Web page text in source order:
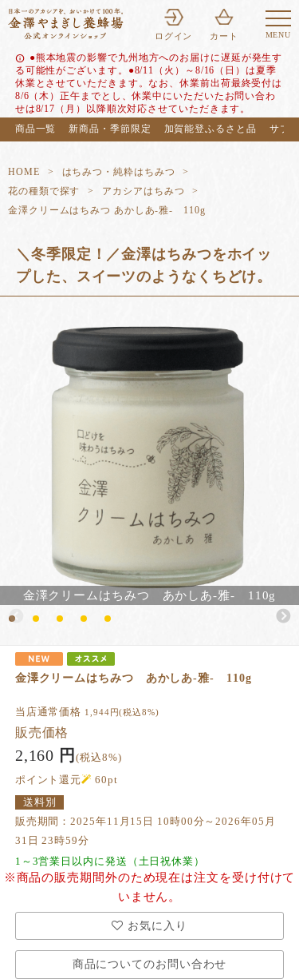
MENU
ログイン カート
info ●熊本地震の影響で九州地方へのお届けに遅延が発生す
る可能性がございます。●8/11（火）～8/16（日）は夏季
休業とさせていただきます。なお、休業前出荷最終受付は
8/6（木）正午までとし、休業中にいただいたお問い合わ
せは8/17（月）以降順次対応させていただきます。
商品一覧
新商品・季節限定 加賀能登ふるさと品 サブ
HOME
はちみつ・純粋はちみつ
花の種類で探す
アカシアはちみつ
金澤クリームはちみつ あかしあ-雅- 110g
＼冬季限定！／金澤はちみつをホイッ
プした、スイーツのようなくちどけ。
金澤クリームはちみつ あかしあ-雅- 110g
金澤クリームはちみつ あかしあ-雅- 110g
当店通常価格 1,944円(税込8%)
販売価格
2,160 円(税込8%)
ポイント還元
60pt
送料別
販売期間：2025年11月15日 10時00分～2026年05月
31日 23時59分
1～3営業日以内に発送（土日祝休業）
※商品の販売期間外のため現在は注文を受け付けて
いません。
お気に入り
商品についてのお問い合わせ